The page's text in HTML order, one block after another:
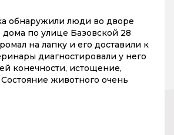
обнаружили люди во дворе
дома по улице Базовской 28
на лапку и его доставили к
диагностировали у него
конечности, истощение,
животного очень